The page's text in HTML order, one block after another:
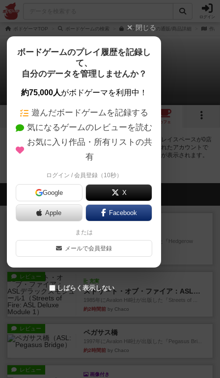
ログイン
ボドゲーマTOP ボードゲームの検索 スウィッシュの通販/商品詳細 作品
スウィッシュ
0店のカフェ/スペースが提供中
4 2
カフェ
スウィッシュで遊ぶことができるボードゲームカフェ・プレイスペースが0店
登録されています。公開プロフィールの都道府県が設定されたアカウントで
ログインすると、同じ都道府県内の店舗に絞り込むボタンが表示されます。
会員の新しい投稿
レビュー
充実
ヘッジロウ・ヘル
1987年にAvalon Hill社が出版した『Hedgerow
He...
約1時間前by Chaco
レビュー
充実
ストリート・オブ・ファイア：ASLデラックスモジュール1
1985年にAvalon Hill社が出版した『Streets of ...
約2時間前 by Chaco
レビュー ペガサス橋
1997年にAvalon Hill社が出版した『Pegasus Bri...
約2時間前 by Chaco
レビュー
画像付き
閉じる
ボードゲームのプレイ履歴を記録し
て、
自分のデータを管理しませんか？
約75,000人がボドゲーマを利用中！
遊んだボードゲームを記録する
気になるゲームのレビューを読む
お気に入り作品・所有リストの共
有
ログイン / 会員登録（10秒）
Google X
Apple Facebook
または
メールで会員登録
しばらく表示しない